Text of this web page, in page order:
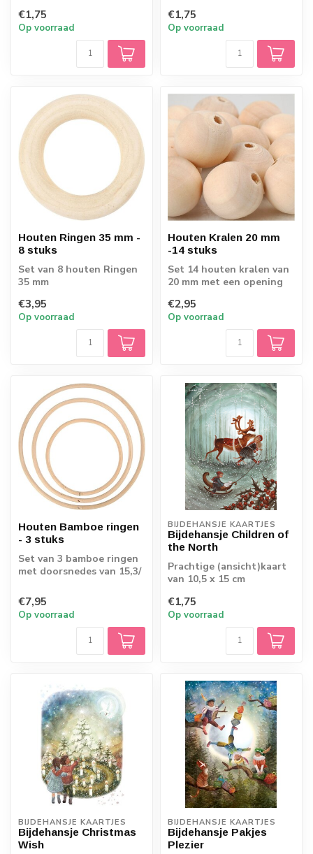
€1,75
Op voorraad
€1,75
Op voorraad
Houten Ringen 35 mm -
8 stuks
Set van 8 houten Ringen
35 mm
€3,95
Op voorraad
Houten Kralen 20 mm
-14 stuks
Set 14 houten kralen van
20 mm met een opening
€2,95
Op voorraad
Houten Bamboe ringen
- 3 stuks
Set van 3 bamboe ringen
met doorsnedes van 15,3/
€7,95
Op voorraad
BIJDEHANSJE KAARTJES
Bijdehansje Children of
the North
Prachtige (ansicht)kaart
van 10,5 x 15 cm
€1,75
Op voorraad
BIJDEHANSJE KAARTJES
Bijdehansje Christmas
Wish
BIJDEHANSJE KAARTJES
Bijdehansje Pakjes
Plezier